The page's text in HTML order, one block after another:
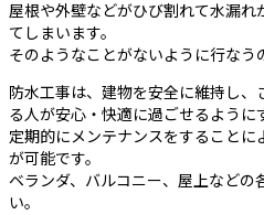
屋根や外壁などがひび割れて水漏れ
てしまいます。
そのようなことがないように行なう
防水工事は、建物を安全に維持し
る人が安心・快適に過ごせるように
定期的にメンテナンスをすることに
が可能です。
ベランダ、バルコニー、屋上などの
い。